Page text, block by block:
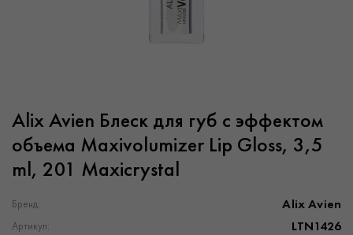
Alix Avien Блеск для губ с эффектом
объема Maxivolumizer Lip Gloss, 3,5
ml, 201 Maxicrystal
Бренд: Alix Avien
Артикул: LTN1426